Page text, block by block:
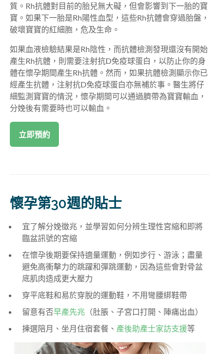
質。Rh抗體對目前的胎兒無大礙，但會影響到下一胎的寶
寶。如果下一胎是Rh陽性血型，這些Rh抗體會穿過胎盤，
破壞寶寶的紅細胞，危及生命。
如果血液檢驗結果是Rh陰性，而抗體檢測發現還沒有開始
產生Rh抗體，則需要注射抗D免疫球蛋白，以防止你的身
體在懷孕期間產生Rh抗體。然而，如果抗體檢測顯示你已
經產生抗體，注射抗D免疫球蛋白亦無補於事。醫生將仔
細監測寶寶的情況，懷孕期間可以通過臍帶為寶寶輸血，
分娩後有需要時也可以輸血。
立即預約
懷孕第30週的貼士
宜了解分娩徵兆，並學習如何分辨生理性宮縮和即將
臨盆訊號的宮縮
在懷孕後期要保持適量運動，例如步行、游泳；盡量
避免高衝擊力的跳躍和彈跳運動，因為這些會對骨盆
底肌肉造成更大壓力
穿平底鞋和易於穿脫的運動鞋，不用彎腰綁鞋帶
留意有否早產先兆 （肚脹、子宮口打開、陣痛出血）
揀選陪月、坐月住宿套餐、 產後助產士家訪支援等